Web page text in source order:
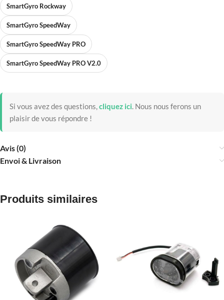
SmartGyro Rockway
SmartGyro SpeedWay
SmartGyro SpeedWay PRO
SmartGyro SpeedWay PRO V2.0
Si vous avez des questions,cliquez ici. Nous nous ferons un
plaisir de vous répondre !
Avis (0)
Envoi & Livraison
Produits similaires